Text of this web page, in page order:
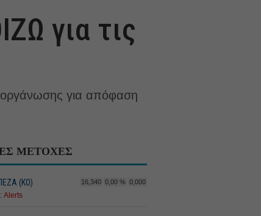
για τις
για απόφαση
ΜΕΤΟΧΕΣ
(KO) 16,340 0,00 % 0,000
Alerts